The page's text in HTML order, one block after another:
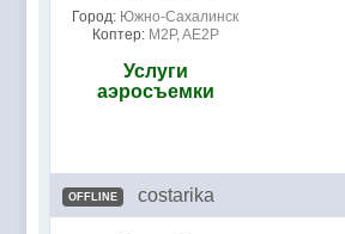
Город: Южно-Сахалинск
Коптер: M2P, AE2P
Услуги
аэросъемки
OFFLINE costarika